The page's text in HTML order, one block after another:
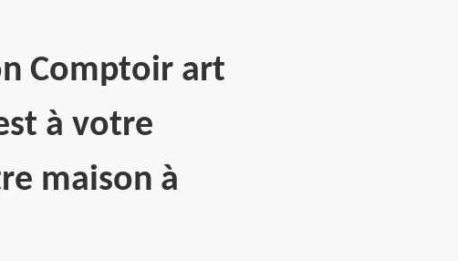
Comptoir art
à votre
maison à